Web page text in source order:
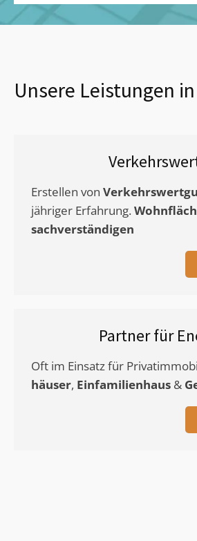
Unsere Leistungen in
Erstellen von
jähriger Erfahrung.
sachverständigen
Partner für
Oft im Einsatz für
häuser, Einfamilienhaus &